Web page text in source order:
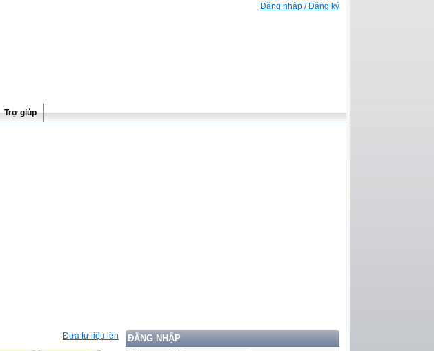
Đăng nhập / Đăng ký
Trợ giúp
ĐĂNG NHẬP
Đưa tư liệu lên